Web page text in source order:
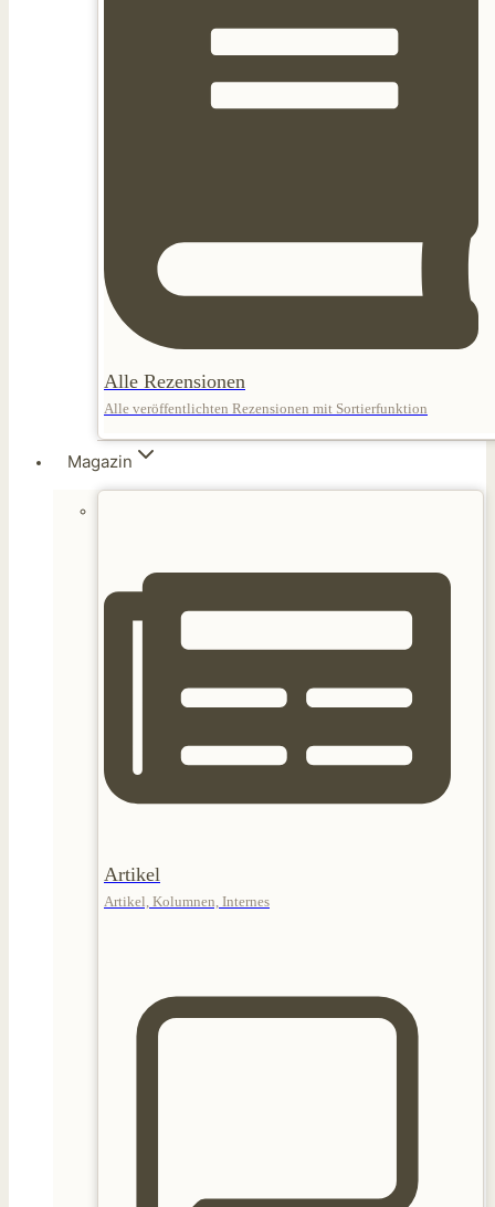
Alle Rezensionen
Alle veröffentlichten Rezensionen mit Sortierfunktion
Magazin
Artikel
Artikel, Kolumnen, Internes